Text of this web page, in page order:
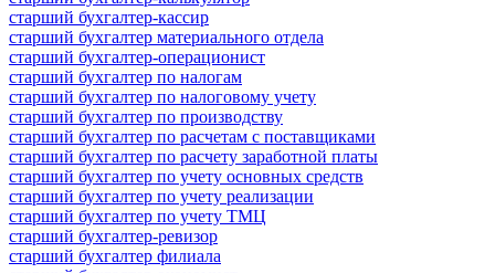
старший бухгалтер-кассир
старший бухгалтер материального отдела
старший бухгалтер-операционист
старший бухгалтер по налогам
старший бухгалтер по налоговому учету
старший бухгалтер по производству
старший бухгалтер по расчетам с поставщиками
старший бухгалтер по расчету заработной платы
старший бухгалтер по учету основных средств
старший бухгалтер по учету реализации
старший бухгалтер по учету ТМЦ
старший бухгалтер-ревизор
старший бухгалтер филиала